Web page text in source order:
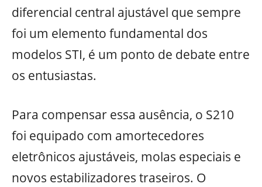
diferencial central ajustável que sempre
foi um elemento fundamental dos
modelos STI, é um ponto de debate entre
os entusiastas.
Para compensar essa ausência, o S210
foi equipado com amortecedores
eletrônicos ajustáveis, molas especiais e
novos estabilizadores traseiros. O